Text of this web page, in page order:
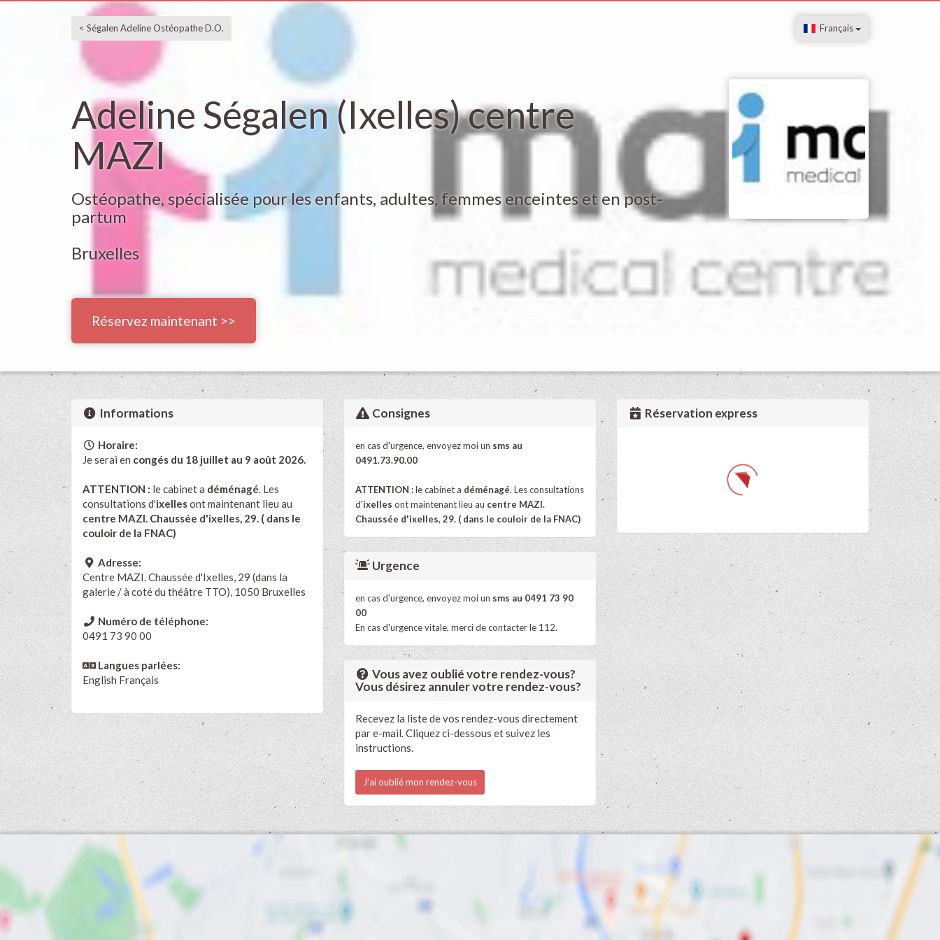
< Ségalen Adeline Ostéopathe D.O. Français
Adeline Ségalen (Ixelles) centre
MAZI
Ostéopathe, spécialisée pour les enfants, adultes, femmes enceintes et en post-
partum
Bruxelles
Réservez maintenant >>
Informations
Horaire:
Je serai en congés du 18 juillet au 9 août 2026.
ATTENTION : le cabinet a déménagé . Les
consultations d'ixellesont maintenant lieu au
centre MAZI. Chaussée d'ixelles, 29. ( dans le
couloir de la FNAC)
Adresse:
Centre MAZI. Chaussée d'Ixelles, 29 (dans la
galerie / à coté du théâtre TTO), 1050 Bruxelles
Numéro de téléphone:
0491 73 90 00
Langues parlées:
English Français
Consignes
en cas d'urgence, envoyez moi un sms au
0491.73.90.00
ATTENTION :le cabinet a déménagé. Les consultations
d'ixelles ont maintenant lieu au centre MAZI.
Chaussée d'ixelles, 29. ( dans le couloir de la FNAC)
Urgence
en cas d'urgence, envoyez moi un sms au 0491 73 90
00
En cas d'urgence vitale, merci de contacter le 112.
Vous avez oublié votre rendez-vous?
Vous désirez annuler votre rendez-vous?
Recevez la liste de vos rendez-vous directement
par e-mail. Cliquez ci-dessous et suivez les
instructions.
J'ai oublié mon rendez-vous
Réservation express